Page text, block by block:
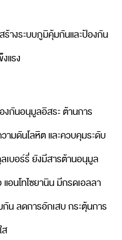
างระบบภูมิคุ้มกันและป้องกัน
แรง
งกันอนุมูลอิสระ ต้านการ
ามดันโลหิต และควบคุมระดับ
เบอร์รี่ ยังมีสารต้านอนุมูล
อนโทไซยานิน มีกรดเอลลา
น ลดการอักเสบ กระตุ้นการ
ส